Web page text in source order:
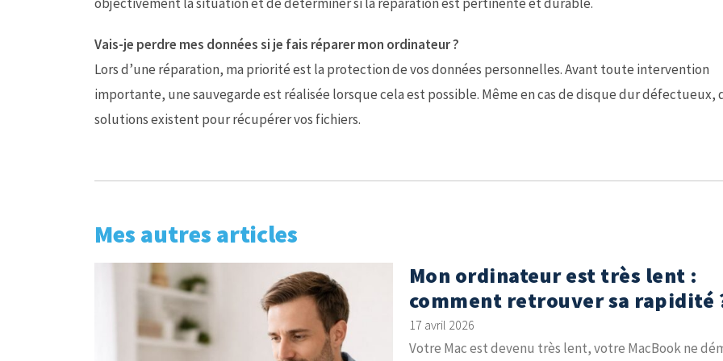
Vais-je perdre mes données si je fais réparer mon ordinateur ?
Lors d’une réparation, ma priorité est la protection de vos données personnelles. Avant toute intervention
importante, une sauvegarde est réalisée lorsque cela est possible. Même en cas de disque dur défectueux,
solutions existent pour récupérer vos fichiers.
Mes autres articles
Mon ordinateur est très lent :
comment retrouver sa rapidité
17 avril 2026
Votre Mac est devenu très lent, votre MacBook ne